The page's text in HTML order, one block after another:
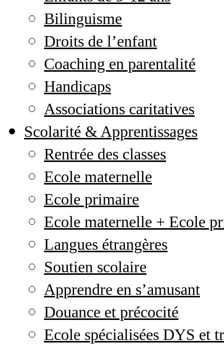
Bilinguisme
Droits de l’enfant
Coaching en parentalité
Handicaps
Associations caritatives
Scolarité & Apprentissages
Rentrée des classes
Ecole maternelle
Ecole primaire
Ecole maternelle + Ecole
Langues étrangères
Soutien scolaire
Apprendre en s’amusant
Douance et précocité
Ecole spécialisées DYS et